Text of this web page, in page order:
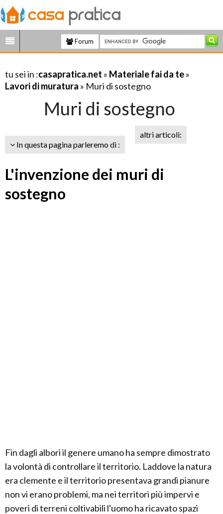
Forum
tu sei in :casapratica.net » Materiale fai da te»
Lavori di muratura » Muri di sostegno
Muri di sostegno
In questa pagina parleremo di :
altri articoli:
L'invenzione dei muri di
sostegno
Fin dagli albori il genere umano ha sempre dimostrato
la volontà di controllare il territorio. Laddove la natura
era clemente e il territorio presentava grandi pianure
non vi erano problemi, ma nei territori più impervi e
poveri di terreni coltivabili l'uomo ha ricavato spazi